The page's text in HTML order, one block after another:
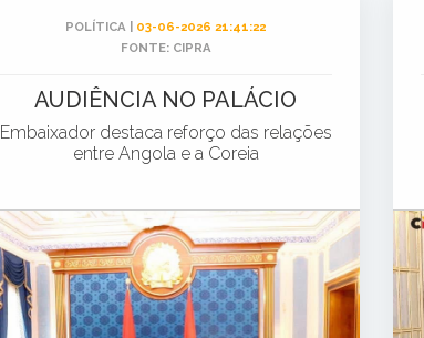
POLÍTICA | 03-06-2026 21:41:22
FONTE: CIPRA
AUDIÊNCIA NO PALÁCIO
Embaixador destaca reforço das relações
entre Angola e a Coreia